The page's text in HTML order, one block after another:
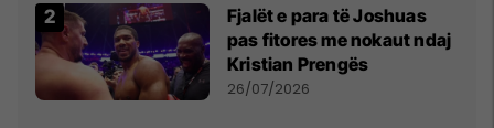
Fjalët e para të Joshuas
pas fitores me nokaut ndaj
Kristian Prengës
26/07/2026